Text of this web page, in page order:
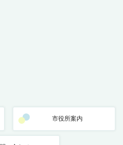
市役所案内